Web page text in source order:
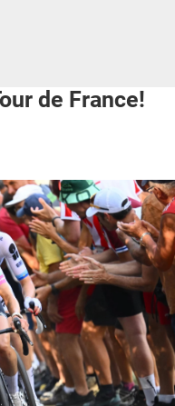
de France!